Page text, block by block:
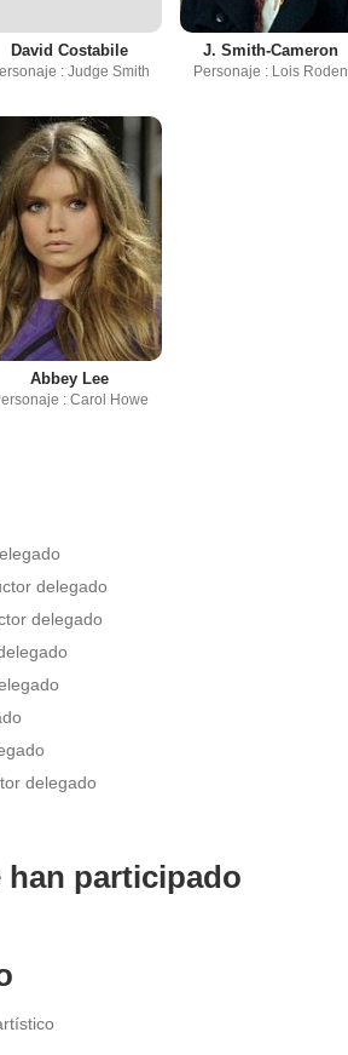
David Costabile
: Judge Smith
J. Smith-Cameron
Personaje : Lois Roden
Abbey Lee
: Carol Howe
delegado
delegado
delegado
han participado